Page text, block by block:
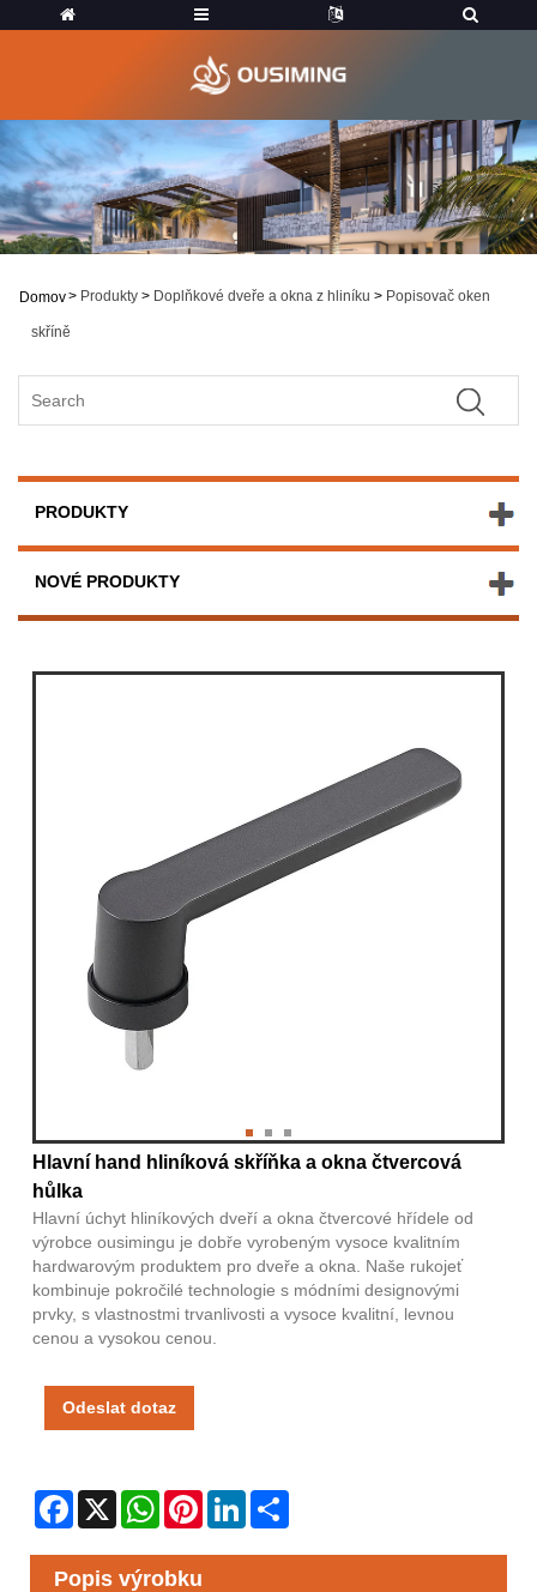
Domov> Produkty > Doplňkové dveře a okna z hliníku > Popisovač oken
skříně
PRODUKTY
NOVÉ PRODUKTY
Hlavní hand hliníková skříňka a okna čtvercová
hůlka
Hlavní úchyt hliníkových dveří a okna čtvercové hřídele od
výrobce ousimingu je dobře vyrobeným vysoce kvalitním
hardwarovým produktem pro dveře a okna. Naše rukojeť
kombinuje pokročilé technologie s módními designovými
prvky, s vlastnostmi trvanlivosti a vysoce kvalitní, levnou
cenou a vysokou cenou.
Odeslat dotaz
Facebook
X WhatsAppPinterestLinkedIn
Popis výrobku